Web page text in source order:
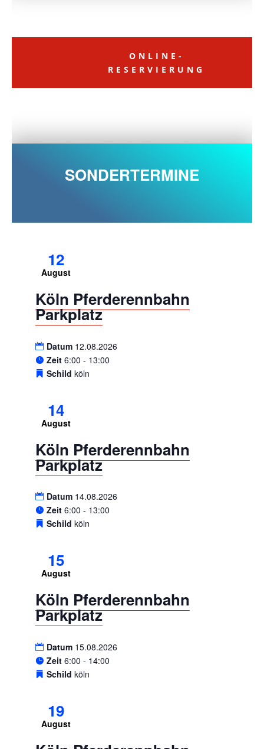
ONLINE-
RESERVIERUNG
SONDERTERMINE
12
August
Köln Pferderennbahn
Parkplatz
Datum 12.08.2026
Zeit 6:00 - 13:00
Schild köln
14
August
Köln Pferderennbahn
Parkplatz
Datum 14.08.2026
Zeit 6:00 - 13:00
Schild köln
15
August
Köln Pferderennbahn
Parkplatz
Datum 15.08.2026
Zeit 6:00 - 14:00
Schild köln
19
August